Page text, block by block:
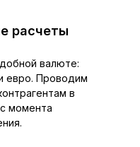
расчеты
валюте:
евро. Проводим
в
момента